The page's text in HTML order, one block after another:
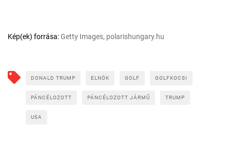
Kép(ek) forrása:Getty Images, polarishungary.hu
DONALD TRUMP ELNÖK GOLF GOLFKOCSI
PÁNCÉLOZOTT PÁNCÉLOZOTT JÁRMŰ TRUMP
USA